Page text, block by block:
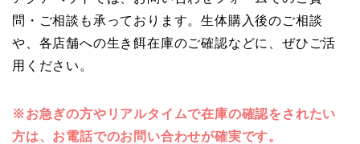
問・ご相談も承っております。生体購入後のご相談
や、各店舗への生き餌在庫のご確認などに、ぜひご活
用ください。
※お急ぎの方やリアルタイムで在庫の確認をされたい
方は、お電話でのお問い合わせが確実です。